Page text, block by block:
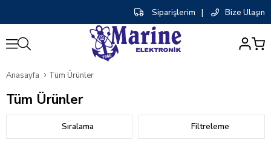
Siparişlerim | Bize Ulaşın
Anasayfa Tüm Ürünler
Tüm Ürünler
Filtreleme
Sıralama